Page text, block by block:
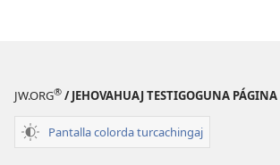
JW.ORG® / JEHOVAHUAJ TESTIGOGUNA PÁGINA
Pantalla colorda turcachingaj